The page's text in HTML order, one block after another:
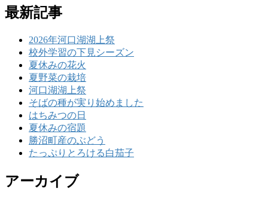
最新記事
2026年河口湖湖上祭
校外学習の下見シーズン
夏休みの花火
夏野菜の栽培
河口湖湖上祭
そばの種が実り始めました
はちみつの日
夏休みの宿題
勝沼町産のぶどう
たっぷりとろける白茄子
アーカイブ